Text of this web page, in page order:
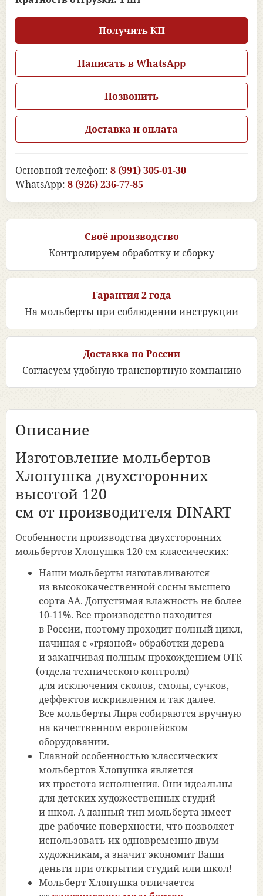
Получить КП
Написать в WhatsApp
Позвонить
Доставка и оплата
Основной телефон: 8 (991) 305-01-30
WhatsApp: 8 (926) 236-77-85
Своё производство
Контролируем обработку и сборку
Гарантия 2 года
На мольберты при соблюдении инструкции
Доставка по России
Согласуем удобную транспортную компанию
Описание
Изготовление мольбертов
Хлопушка двухсторонних
высотой 120
см от производителя DINART
Особенности производства двухсторонних
мольбертов Хлопушка 120 см классических:
Наши мольберты изготавливаются
из высококачественной сосны высшего
сорта АА. Допустимая влажность не более
10-11%. Все производство находится
в России, поэтому проходит полный цикл,
начиная с «грязной» обработки дерева
и заканчивая полным прохождением ОТК
(отделатехнического контроля)
для исключения сколов, смолы, сучков,
деффектов искривления и так далее.
Все мольберты Лира собираются вручную
на качественном европейском
оборудовании.
Главной особенностью классических
мольбертов Хлопушка является
их простота исполнения. Они идеальны
для детских художественных студий
и школ. А данный тип мольберта имеет
две рабочие поверхности, что позволяет
использовать их одновременно двум
художникам, а значит экономит Ваши
деньги при открытии студий или школ!
Мольберт Хлопушка отличается